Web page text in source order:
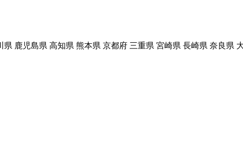
鹿児島県 高知県 熊本県 京都府 三重県 宮崎県 長崎県 奈良県